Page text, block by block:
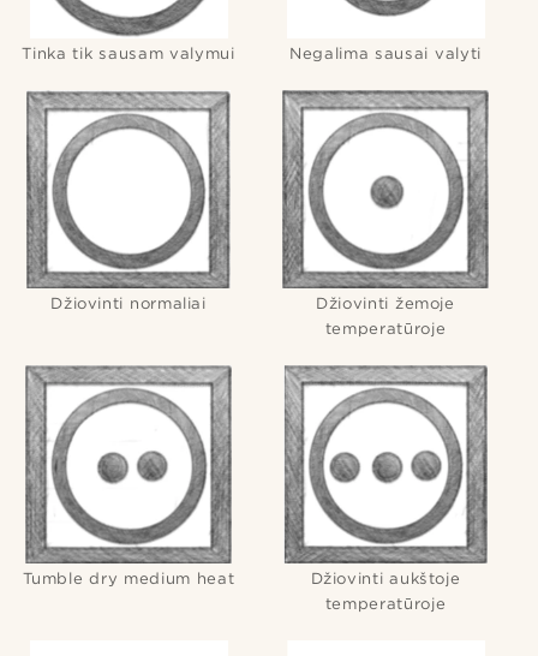
Tinka tik sausam valymui Negalima sausai valyti
Džiovinti normaliai
Džiovinti žemoje
temperatūroje
Tumble dry medium heat
Džiovinti aukštoje
temperatūroje